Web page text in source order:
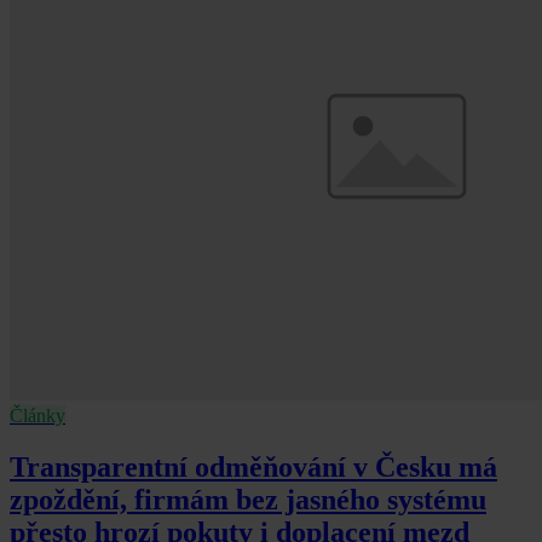
Články
Transparentní odměňování v Česku má
zpoždění, firmám bez jasného systému
přesto hrozí pokuty i doplacení mezd